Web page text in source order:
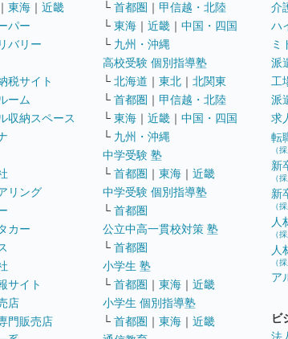
東海 ｜ 近畿
パー
バリー
税サイト
ーム
収納スペース
リング
カー
サイト
店
門販売店
└ 首都圏 ｜ 甲信越・北陸
└ 東海 ｜ 近畿 ｜ 中国・四国
└ 九州・沖縄
高校受験 個別指導塾
└ 北海道 ｜ 東北 ｜ 北関東
└ 首都圏 ｜ 甲信越・北陸
└ 東海 ｜ 近畿 ｜ 中国・四国
└ 九州・沖縄
中学受験 塾
└ 首都圏 ｜ 東海 ｜ 近畿
中学受験 個別指導塾
└ 首都圏
公立中高一貫校対策 塾
└ 首都圏
小学生 塾
└ 首都圏 ｜ 東海 ｜ 近畿
小学生 個別指導塾
└ 首都圏 ｜ 東海 ｜ 近畿
介
ハ
ミ
派
工
派
求
転
（
新
（
新
（
人
（
人
（
ア
ビ